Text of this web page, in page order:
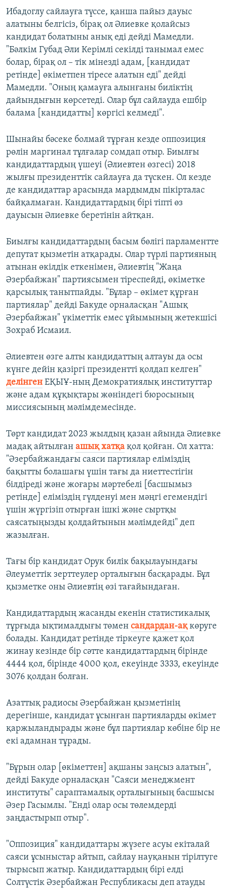
Ибадоглу сайлауға түссе, қанша пайыз дауыс
алатыны белгісіз, бірақ ол Әлиевке қолайсыз
кандидат болатыны анық еді дейді Мамедли.
"Бәлкім Губад Әли Керімлі секілді танымал емес
болар, бірақ ол – тік мінезді адам, [кандидат
ретінде] өкіметпен тіресе алатын еді" дейді
Мамедли. "Оның қамауға алынғаны биліктің
дайындығын көрсетеді. Олар бұл сайлауда ешбір
балама [кандидатты] көргісі келмеді".
Шынайы бәсеке болмай тұрған кезде оппозиция
рөлін маргинал тұлғалар сомдап отыр. Биылғы
кандидаттардың үшеуі (Әлиевтен өзгесі) 2018
жылғы президенттік сайлауға да түскен. Ол кезде
де кандидаттар арасында мардымды пікірталас
байқалмаған. Кандидаттардың бірі тіпті өз
дауысын Әлиевке беретінін айтқан.
Биылғы кандидаттардың басым бөлігі парламентте
депутат қызметін атқарады. Олар түрлі партияның
атынан өкілдік еткенімен, Әлиевтің "Жаңа
Әзербайжан" партиясымен тіреспейді, өкіметке
қарсылық танытпайды. "Бұлар – өкімет құрған
партиялар" дейді Бакуде орналасқан "Ашық
Әзербайжан" үкіметтік емес ұйымының жетекшісі
Зохраб Исмаил.
Әлиевтен өзге алты кандидаттың алтауы да осы
күнге дейін қазіргі президентті қолдап келген"
делінген ЕҚЫҰ-ның Демократиялық институттар
және адам құқықтары жөніндегі бюросының
миссиясының мәлімдемесінде.
Төрт кандидат 2023 жылдың қазан айында Әлиевке
мадақ айтылған ашық хатқа қол қойған. Ол хатта:
"Әзербайжандағы саяси партиялар еліміздің
бақытты болашағы үшін тағы да ниеттестігін
білдіреді және жоғары мәртебелі [басшымыз
ретінде] еліміздің гүлденуі мен мәңгі егемендігі
үшін жүргізіп отырған ішкі және сыртқы
саясатыңызды қолдайтынын мәлімдейді" деп
жазылған.
Тағы бір кандидат Орук билік бақылауындағы
Әлеуметтік зерттеулер орталығын басқарады. Бұл
қызметке оны Әлиевтің өзі тағайындаған.
Кандидаттардың жасанды екенін статистикалық
тұрғыда ықтималдығы төмен сандардан-ақкөруге
болады. Кандидат ретінде тіркеуге қажет қол
жинау кезінде бір сәтте кандидаттардың бірінде
4444 қол, бірінде 4000 қол, екеуінде 3333, екеуінде
3076 қолдан болған.
Азаттық радиосы Әзербайжан қызметінің
дерегінше, кандидат ұсынған партияларды өкімет
қаржыландырады және бұл партиялар көбіне бір не
екі адамнан тұрады.
"Бұрын олар [өкіметтен] ақшаны заңсыз алатын",
дейді Бакуде орналасқан "Саяси менеджмент
институты" сараптамалық орталығының басшысы
Әзер Гасымлы. "Енді олар осы төлемдерді
заңдастырып отыр".
"Оппозиция" кандидаттары жүзеге асуы екіталай
саяси ұсыныстар айтып, сайлау науқанын тірілтуге
тырысып жатыр. Кандидаттардың бірі елді
Солтүстік Әзербайжан Республикасы деп атауды